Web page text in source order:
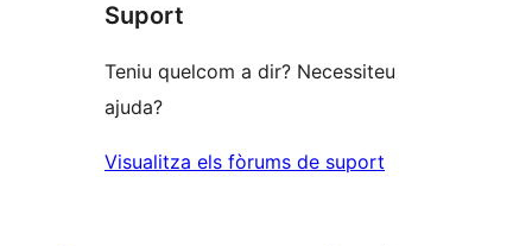
estrelles
Suport
Teniu quelcom a dir? Necessiteu
ajuda?
Visualitza els fòrums de suport